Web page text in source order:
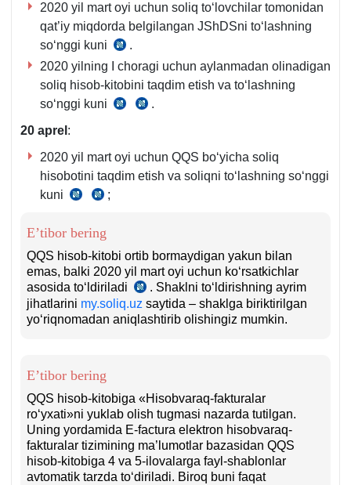
tasdiqlangan
Nizom
b.
389-
m.
q.
2-
390-
m.
407-
m.
va
5-
2020 yil mart oyi uchun soliq toʻlovchilar tomonidan
qat’iy miqdorda belgilangan JShDSni toʻlashning
soʻnggi kuni
SK
392-
m.
1
q.
.
2020 yilning I choragi uchun aylanmadan olinadigan
soliq hisob-kitobini taqdim etish va toʻlashning
soʻnggi kuni
SK
3-
q.
SK
4-
q.
.
20 aprel :
2020 yil mart oyi uchun QQS boʻyicha soliq
hisobotini taqdim etish va soliqni toʻlashning soʻnggi
kuni
SK
m.
1-
q.
SK
m.
2-
q.
;
E’tibor bering
QQS hisob-kitobi ortib bormaydigan yakun bilan
emas, balki 2020 yil mart oyi uchun koʻrsatkichlar
asosida toʻldiriladi
SK
259-
m.
. Shaklni toʻldirishning ayrim
jihatlarini my.soliq.uz saytida – shaklga biriktirilgan
yoʻriqnomadan aniqlashtirib olishingiz mumkin.
E’tibor bering
QQS hisob-kitobiga «Hisobvaraq-fakturalar
roʻyхati»ni yuklab olish tugmasi nazarda tutilgan.
Uning yordamida E-factura elektron hisobvaraq-
fakturalar tizimining ma’lumotlar bazasidan QQS
hisob-kitobiga 4 va 5-ilovalarga fayl-shablonlar
avtomatik tarzda toʻdiriladi. Biroq buni faqat